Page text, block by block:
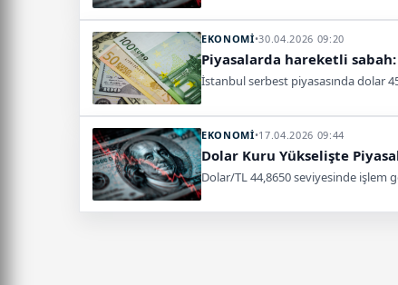
EKONOMİ•30.04.2026 09:20
Piyasalarda hareketli sabah:
İstanbul serbest piyasasında dolar
EKONOMİ•17.04.2026 09:44
Dolar Kuru Yükselişte
Dolar/TL 44,8650 seviyesinde işlem